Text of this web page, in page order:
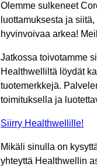
Olemme sulkeneet
luottamuksesta ja
hyvinvoivaa arkea!
Jatkossa toivotamme
Healthwelliltä löydät
tuotemerkkejä.
toimituksella ja
Siirry Healthwellille!
Mikäli sinulla on
yhteyttä Healthwellin